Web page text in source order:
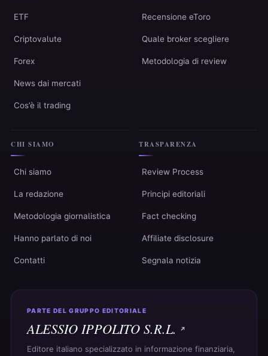
ETF
Criptovalute
Forex
News dai mercati
Cos’è il trading
Recensione eToro
Quale broker scegliere
Metodologia di review
CHI SIAMO
Chi siamo
La redazione
Metodologia giornalistica
Hanno parlato di noi
Contatti
TRASPARENZA
Review Process
Principi editoriali
Fact checking
Affiliate disclosure
Segnala notizia
PARTE DEL GRUPPO EDITORIALE
ALESSIO IPPOLITO S.R.L.
Editore italiano specializzato in informazione finanziaria,